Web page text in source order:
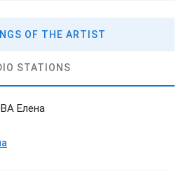
OF THE ARTIST
STATIONS
Елена